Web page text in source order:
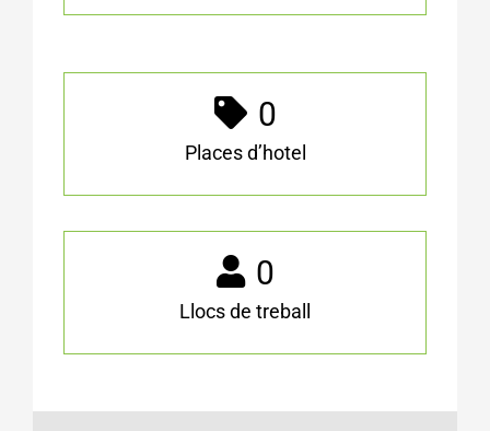
0
Places d’hotel
0
Llocs de treball